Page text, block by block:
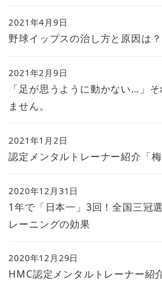
野球イップスの治し方と原因は？
2021年4月9日
「足が思うように動かない…」
ません。
2021年2月9日
認定メンタルトレーナー紹介「梅
2021年1月2日
1年で「日本一」3回！全国三冠
レーニングの効果
2020年12月31日
HMC認定メンタルトレーナー紹
2020年12月29日